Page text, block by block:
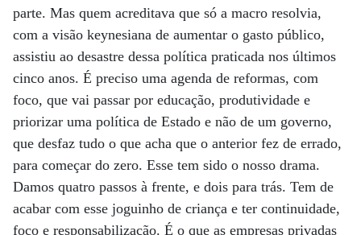
parte. Mas quem acreditava que só a macro resolvia,
com a visão keynesiana de aumentar o gasto público,
assistiu ao desastre dessa política praticada nos últimos
cinco anos. É preciso uma agenda de reformas, com
foco, que vai passar por educação, produtividade e
priorizar uma política de Estado e não de um governo,
que desfaz tudo o que acha que o anterior fez de errado,
para começar do zero. Esse tem sido o nosso drama.
Damos quatro passos à frente, e dois para trás. Tem de
acabar com esse joguinho de criança e ter continuidade,
foco e responsabilização. É o que as empresas privadas